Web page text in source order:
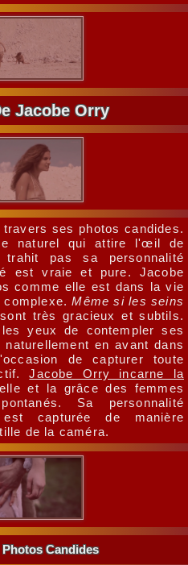
Jacobe Orry
ses photos candides.
naturel qui attire l'œil de
pas sa personnalité
est vraie et pure. Jacobe
comme elle est dans la vie
complexe.Même si les seins
très gracieux et subtils.
yeux de contempler ses
en avant dans
de capturer toute
Jacobe Orry incarne la
et la grâce des femmes
Sa personnalité
capturée de manière
de la caméra.
Photos Candides